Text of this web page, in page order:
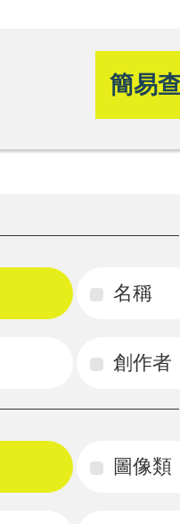
簡易
名稱
創作者
圖像類